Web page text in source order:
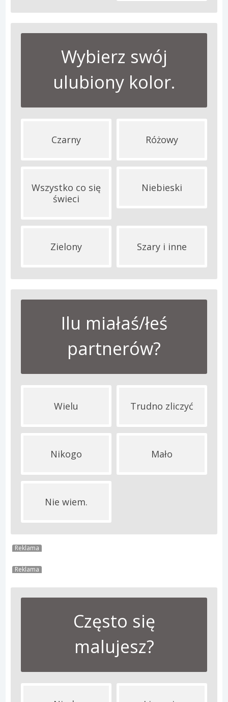
Wybierz swój
ulubiony kolor.
Czarny Różowy
Wszystko co się
świeci
Niebieski
Zielony Szary i inne
Ilu miałaś/łeś
partnerów?
Wielu Trudno zliczyć
Nikogo Mało
Nie wiem.
Reklama
Reklama
Często się
malujesz?